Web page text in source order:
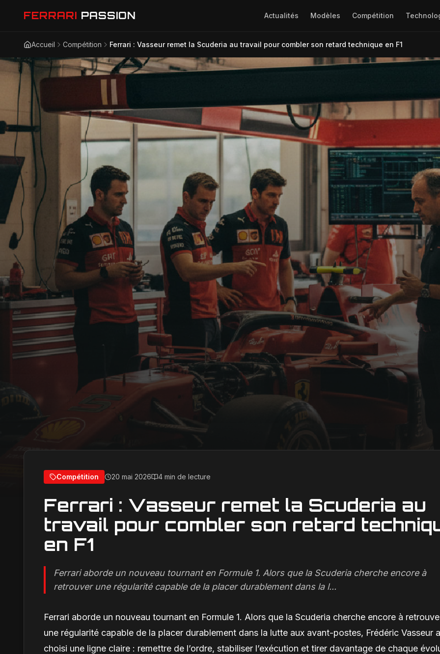
FERRARI PASSION Actualités Modèles Compétition
Accueil Compétition Ferrari : Vasseur remet la Scuderia au travail pour combler son retard technique en F1
Compétition 20 mai 2026 4 min de lecture
Ferrari : Vasseur remet la Scuderia au
travail pour combler son retard
en F1
Ferrari aborde un nouveau tournant en Formule 1. Alors que la Scuderia cherche encore à
retrouver une régularité capable de la placer durablement dans la l...
Ferrari aborde un nouveau tournant en Formule 1. Alors que la Scuderia cherche encore à
une régularité capable de la placer durablement dans la lutte aux avant-postes, Frédéric Vasseur a
choisi une ligne claire : remettre de l’ordre, stabiliser l’exécution et tirer davantage de chaque